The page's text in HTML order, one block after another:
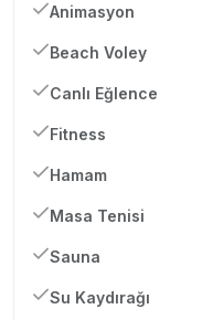
Animasyon
Beach Voley
Canlı Eğlence
Fitness
Hamam
Masa Tenisi
Sauna
Su Kaydırağı